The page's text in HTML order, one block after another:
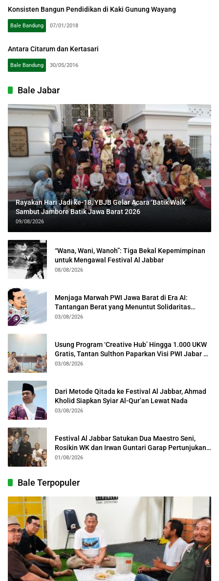
Konsisten Bangun Pendidikan di Kaki Gunung Wayang
Bale Bandung 07/01/2018
Antara Citarum dan Kertasari
Bale Bandung 30/05/2016
Bale Jabar
Rayakan Hari Jadi ke-18, YBJB Gelar Acara ‘Batik Walk’
Sambut Jambore Batik Jawa Barat 2026
09/08/2026
“Wana, Wani, Wanoh”: Tiga Bekal Kepemimpinan
untuk Mengawal Festival Al Jabbar
08/08/2026
Menjaga Marwah PWI Jawa Barat di Era AI:
Tantangan Berat yang Menuntut Solidaritas
Lintas Generasi
03/08/2026
Usung Program ‘Creative Hub’ Hingga 1.000 UKW
Gratis, Tantan Sulthon Paparkan Visi PWI Jabar di
Kota Bogor
03/08/2026
Dari Metode Qitada ke Festival Al Jabbar, Ahmad
Kholid Siapkan Syiar Al-Qur’an Lewat Nada
03/08/2026
Festival Al Jabbar Satukan Dua Maestro Seni,
Rosikin WK dan Irwan Guntari Garap Pertunjukan
Kolosal
01/08/2026
Bale Terpopuler